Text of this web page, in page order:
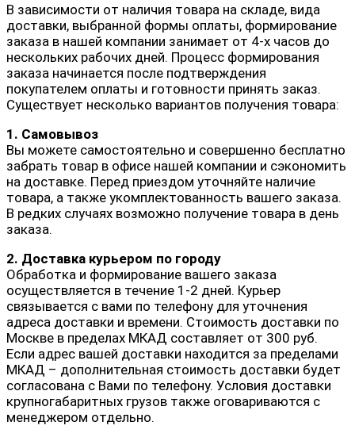
В зависимости от наличия товара на складе, вида
доставки, выбранной формы оплаты, формирование
заказа в нашей компании занимает от 4-х часов до
нескольких рабочих дней. Процесс формирования
заказа начинается после подтверждения
покупателем оплаты и готовности принять заказ.
Существует несколько вариантов получения товара:
1. Самовывоз
Вы можете самостоятельно и совершенно бесплатно
забрать товар в офисе нашей компании и сэкономить
на доставке. Перед приездом уточняйте наличие
товара, а также укомплектованность вашего заказа.
В редких случаях возможно получение товара в день
заказа.
2. Доставка курьером по городу
Обработка и формирование вашего заказа
осуществляется в течение 1-2 дней. Курьер
связывается с вами по телефону для уточнения
адреса доставки и времени. Стоимость доставки по
Москве в пределах МКАД составляет от 300 руб.
Если адрес вашей доставки находится за пределами
МКАД – дополнительная стоимость доставки будет
согласована с Вами по телефону. Условия доставки
крупногабаритных грузов также оговариваются с
менеджером отдельно.